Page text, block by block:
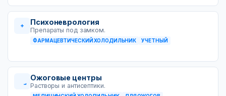
Психоневрология
Препараты под замком.
ФАРМАЦЕВТИЧЕСКИЙ ХОЛОДИЛЬНИК УЧЕТНЫЙ
Ожоговые центры
Растворы и антисептики.